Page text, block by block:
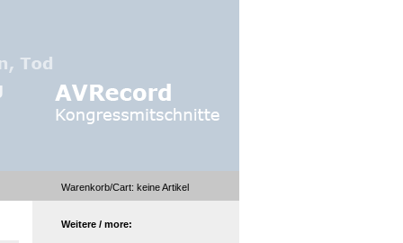
Warenkorb/Cart: keineArtikel
Weitere / more: